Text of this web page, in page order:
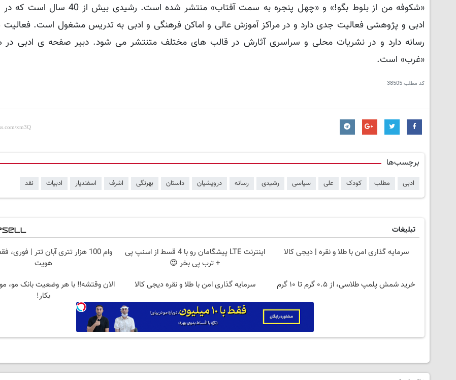
«شکوفه من از بلوط بگو!» و «چهل پنجره به سمت آفتاب» منتشر شده است.
ادبی و پژوهشی فعالیت جدی دارد و در مراکز آموزش عالی و اماکن فرهنگی و ادبی به تدریس مشغول است.
رسانه دارد و در نشریات محلی و سراسری آثارش در قالب های مختلف متنتشر می شود. دبیر صفحه ی ادبی در
«غرب» است.
کد مطلب38505
برچسب‌ها
ادبی مطلب کودک علی سیاسی رشیدی رسانه درویشیان داستان بهرنگی اشرف اسفندیار ادبیات نقد
تبلیغات
سرمایه گذاری امن با طلا و نقره | دیجی کالا
اینترنت LTE پیشگامان رو با 4 قسط از اسنپ پی
+ ترب پی بخر 😍
وام 100 هزار تتری آبان تتر | فوری،
هویت
خرید شمش پلمپ طلاسی، از ۰.۵ گرم تا ۱۰ گرم
سرمایه گذاری امن با طلا و نقره دیجی کالا
الان وقتشه‼️ با هر وضعیت بانک مو،
بکار!